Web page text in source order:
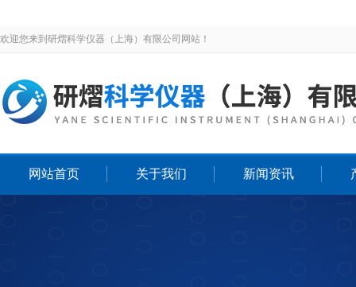
欢迎您来到研熠科学仪器（上海）有限公司网站！
网站首页 关于我们 新闻资讯